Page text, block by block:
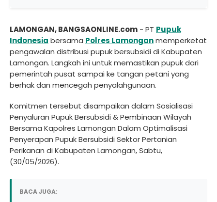
LAMONGAN, BANGSAONLINE.com - PT Pupuk
Indonesia bersama Polres Lamonganmemperketat
pengawalan distribusi pupuk bersubsidi di Kabupaten
Lamongan. Langkah ini untuk memastikan pupuk dari
pemerintah pusat sampai ke tangan petani yang
berhak dan mencegah penyalahgunaan.
Komitmen tersebut disampaikan dalam Sosialisasi
Penyaluran Pupuk Bersubsidi & Pembinaan Wilayah
Bersama Kapolres Lamongan Dalam Optimalisasi
Penyerapan Pupuk Bersubsidi Sektor Pertanian
Perikanan di Kabupaten Lamongan, Sabtu,
(30/05/2026).
BACA JUGA: